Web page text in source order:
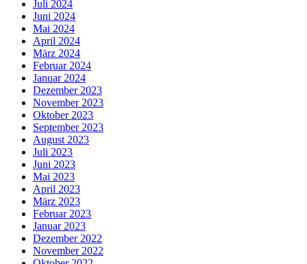
Juli 2024
Juni 2024
Mai 2024
April 2024
März 2024
Februar 2024
Januar 2024
Dezember 2023
November 2023
Oktober 2023
September 2023
August 2023
Juli 2023
Juni 2023
Mai 2023
April 2023
März 2023
Februar 2023
Januar 2023
Dezember 2022
November 2022